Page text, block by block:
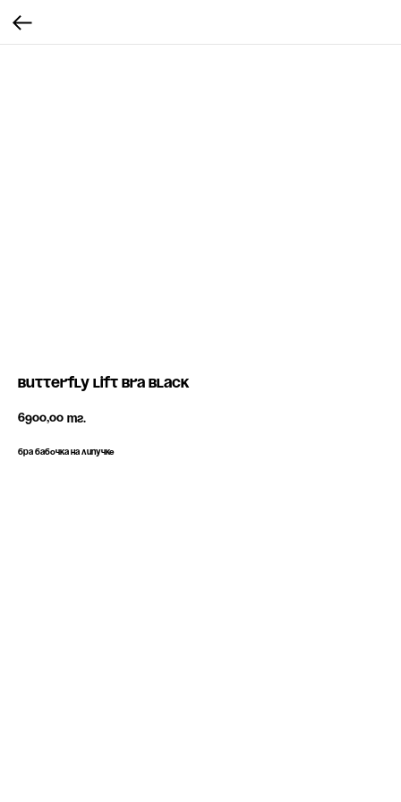
Butterfly lift bra black
6900,00 тг.
Бра бабочка на липучке